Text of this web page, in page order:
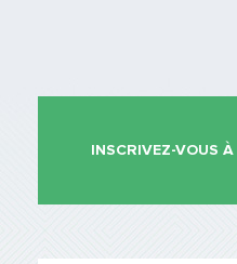
INSCRIVEZ-VOUS